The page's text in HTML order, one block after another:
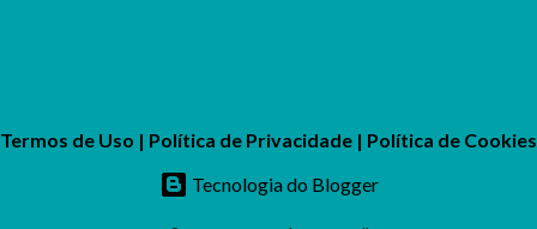
Termos de Uso | Política de Privacidade | Política de Cookies
Tecnologia do Blogger